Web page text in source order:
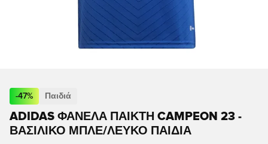
-47% Παιδιά
ADIDAS ΦΑΝΈΛΑ ΠΑΊΚΤΗ CAMPEON 23 -
ΒΑΣΙΛΙΚΌ ΜΠΛΕ/ΛΕΥΚΌ ΠΑΙΔΙΆ